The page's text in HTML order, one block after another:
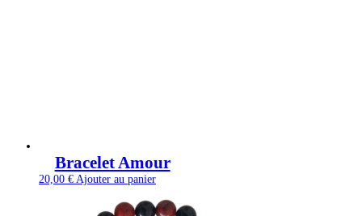
Bracelet Amour
20,00 € Ajouter au panier